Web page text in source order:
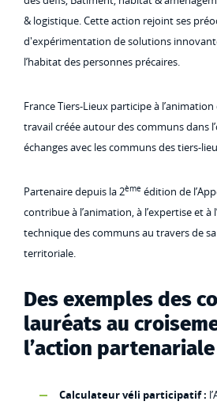
& logistique. Cette action rejoint ses
d'expérimentation de solutions
l’habitat des personnes précaires.
France Tiers-Lieux participe à
travail créée autour des communs dans
échanges avec les communs des tiers-
Partenaire depuis la 2ème édition de
contribue à l’animation, à l’expertise et à
technique des communs au travers de
territoriale.
Des exemples des
lauréats au
l’action partenariale
Calculateur véli participatif :